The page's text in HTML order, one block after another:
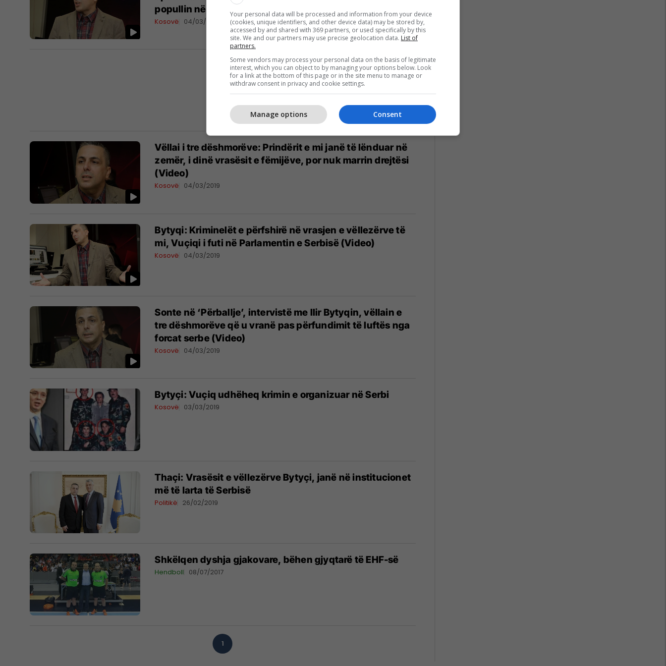
popullin në një ardhmëri të mirë (Video)
Kosovë 04/03/2019
Vëllai i tre dëshmorëve: Prindërit e mi janë të lënduar në
zemër, i dinë vrasësit e fëmijëve, por nuk marrin drejtësi
(Video)
Kosovë 04/03/2019
Bytyqi: Kriminelët e përfshirë në vrasjen e vëllezërve të
mi, Vuçiqi i futi në Parlamentin e Serbisë (Video)
Kosovë 04/03/2019
Sonte në ‘Përballje’, intervistë me Ilir Bytyqin, vëllain e
tre dëshmorëve që u vranë pas përfundimit të luftës nga
forcat serbe (Video)
Kosovë 04/03/2019
Bytyçi: Vuçiq udhëheq krimin e organizuar në Serbi
Kosovë 03/03/2019
Thaçi: Vrasësit e vëllezërve Bytyçi, janë në institucionet
më të larta të Serbisë
Politikë 26/02/2019
Shkëlqen dyshja gjakovare, bëhen gjyqtarë të EHF-së
Hendboll 08/07/2017
1
Your personal data will be processed and information from your device
(cookies, unique identifiers, and other device data) may be stored by,
accessed by and shared with 369 partners, or used specifically by this
site. We and our partners may use precise geolocation data. List of
partners.
Some vendors may process your personal data on the basis of legitimate
interest, which you can object to by managing your options below. Look
for a link at the bottom of this page or in the site menu to manage or
withdraw consent in privacy and cookie settings.
Consent
Manage options